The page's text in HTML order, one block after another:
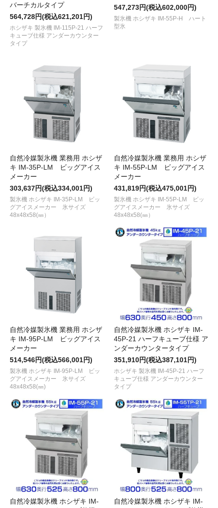
バーチカルタイプ
564,728円(税込621,201円)
ホシザキ 製氷機 IM-115P-21 ハーフ
キューブ仕様 アンダーカウンター
タイプ
547,273円(税込602,000円)
製氷機 ホシザキ IM-55P-H ハート
型氷
自然冷媒製氷機 業務用 ホシザ
キ IM-35P-LM ビッグアイス
メーカー
303,637円(税込334,001円)
製氷機 ホシザキ IM-35P-LM ビッ
グアイスメーカー 氷サイズ
48x48x58(㎜）
自然冷媒製氷機 業務用 ホシザ
キ IM-55P-LM ビッグアイス
メーカー
431,819円(税込475,001円)
製氷機 ホシザキ IM-55P-LM ビッ
グアイスメーカー 氷サイズ
48x48x58(㎜）
自然冷媒製氷機 業務用 ホシザ
キ IM-95P-LM ビッグアイス
メーカー
514,546円(税込566,001円)
製氷機 ホシザキ IM-95P-LM ビッ
グアイスメーカー 氷サイズ
48x48x58(㎜)
自然冷媒製氷機 ホシザキ IM-
45P-21 ハーフキューブ仕様 ア
ンダーカウンタータイプ
351,910円(税込387,101円)
ホシザキ 製氷機 IM-45P-21 ハーフ
キューブ仕様 アンダーカウンター
タイプ
自然冷媒製氷機 ホシザキ IM-
自然冷媒製氷機 ホシザキ IM-